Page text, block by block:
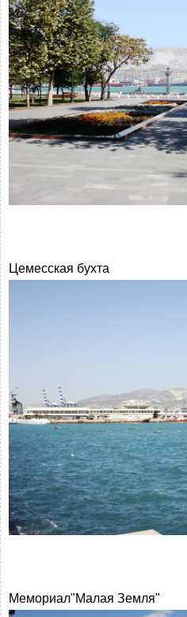
Цемесская бухта
Мемориал"Малая Земля"